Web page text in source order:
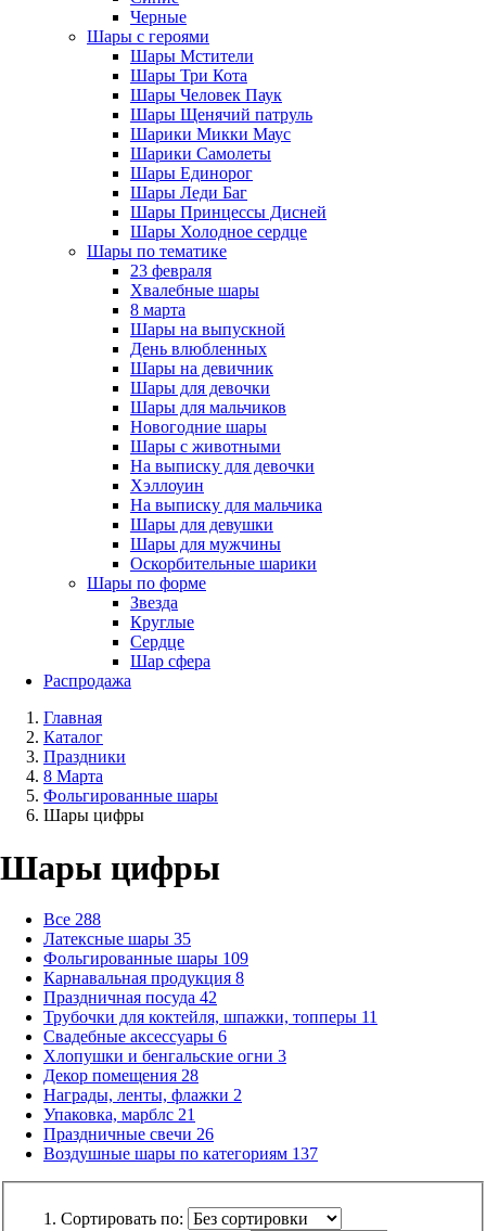
Черные
Шары с героями
Шары Мстители
Шары Три Кота
Шары Человек Паук
Шары Щенячий патруль
Шарики Микки Маус
Шарики Самолеты
Шары Единорог
Шары Леди Баг
Шары Принцессы Дисней
Шары Холодное сердце
Шары по тематике
23 февраля
Хвалебные шары
8 марта
Шары на выпускной
День влюбленных
Шары на девичник
Шары для девочки
Шары для мальчиков
Новогодние шары
Шары с животными
На выписку для девочки
Хэллоуин
На выписку для мальчика
Шары для девушки
Шары для мужчины
Оскорбительные шарики
Шары по форме
Звезда
Круглые
Сердце
Шар сфера
Распродажа
Главная
Каталог
Праздники
8 Марта
Фольгированные шары
Шары цифры
Шары цифры
Все 288
Латексные шары 35
Фольгированные шары 109
Карнавальная продукция 8
Праздничная посуда 42
Трубочки для коктейля, шпажки, топперы 11
Свадебные аксессуары 6
Хлопушки и бенгальские огни 3
Декор помещения 28
Награды, ленты, флажки 2
Упаковка, марблс 21
Праздничные свечи 26
Воздушные шары по категориям 137
Сортировать по: